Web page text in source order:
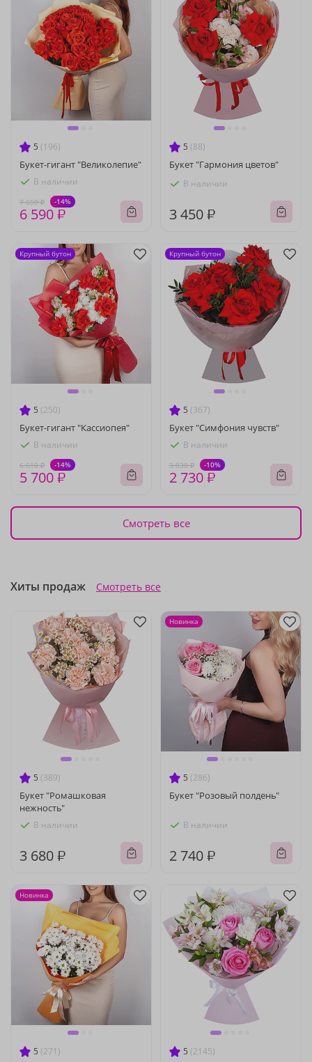
5 (196)
Букет-гигант "Великолепие"
В наличии
7 650 ₽ -14%
6 590 ₽
5 (88)
Букет "Гармония цветов"
В наличии
3 450 ₽
5 (250)
Букет-гигант "Кассиопея"
В наличии
6 610 ₽ -14%
5 700 ₽
Крупный бутон
5 (367)
Букет "Симфония чувств"
В наличии
3 030 ₽ -10%
2 730 ₽
Крупный бутон
Смотреть все
Хиты продаж Смотреть все
5 (389)
Букет "Ромашковая
нежность"
В наличии
3 680 ₽
5 (286)
Букет "Розовый полдень"
В наличии
2 740 ₽
Новинка
5 (271)
Новинка
5 (2145)